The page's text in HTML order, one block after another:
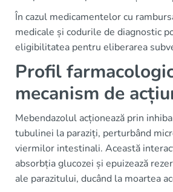
În cazul medicamentelor cu
medicale și codurile de diagnostic
eligibilitatea pentru eliberarea
Profil
mecanism de
Mebendazolul acționează prin
tubulinei la paraziți, perturbând
viermilor intestinali. Această
absorbția glucozei și epuizează
ale parazitului, ducând la moartea